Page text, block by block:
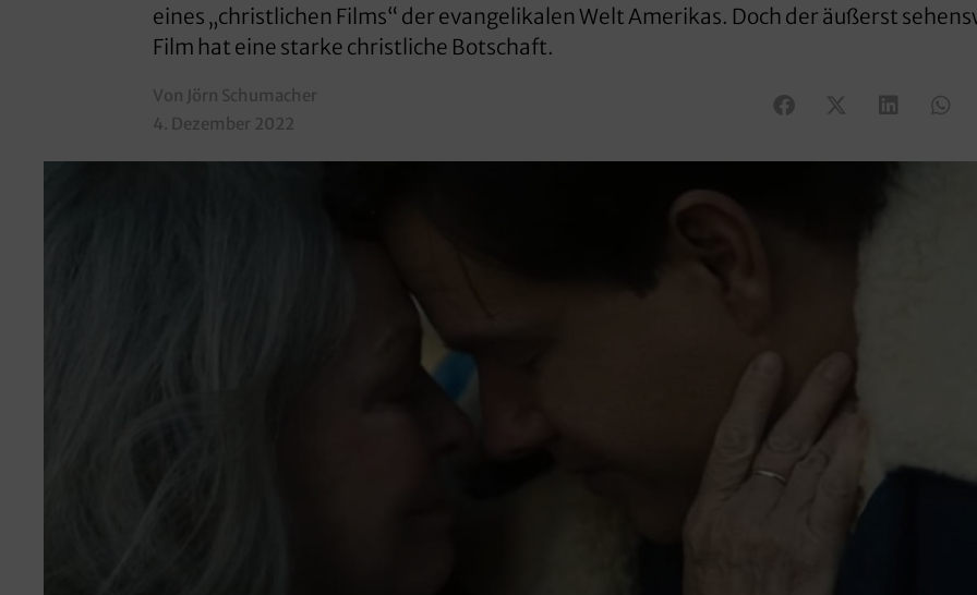
eines „christlichen Films“ der evangelikalen Welt Amerikas. Doch der äußerst
Film hat eine starke christliche Botschaft.
Von Jörn Schumacher
4. Dezember 2022